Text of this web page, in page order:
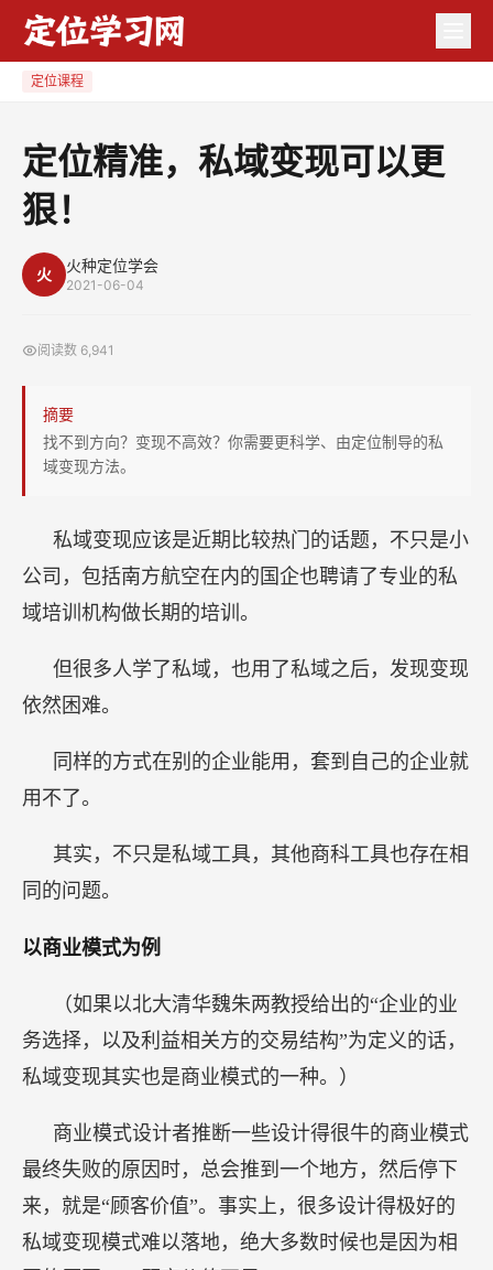
狠！
定位课程
定位精准，私域变现可以更
狠！
火 火种定位学会
2021-06-04
阅读数 6,941
摘要
找不到方向？变现不高效？你需要更科学、由定位制导的私
域变现方法。
私域变现应该是近期比较热门的话题，不只是小
公司，包括南方航空在内的国企也聘请了专业的私
域培训机构做长期的培训。
但很多人学了私域，也用了私域之后，发现变现
依然困难。
同样的方式在别的企业能用，套到自己的企业就
用不了。
其实，不只是私域工具，其他商科工具也存在相
同的问题。
以商业模式为例
（如果以北大清华魏朱两教授给出的“企业的业
务选择，以及利益相关方的交易结构”为定义的话，
私域变现其实也是商业模式的一种。）
商业模式设计者推断一些设计得很牛的商业模式
最终失败的原因时，总会推到一个地方，然后停下
来，就是“顾客价值”。事实上，很多设计得极好的
私域变现模式难以落地，绝大多数时候也是因为相